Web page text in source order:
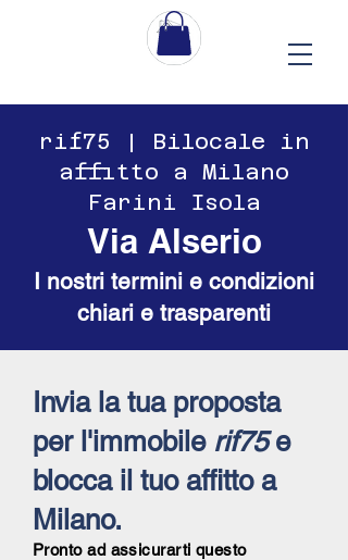
​​rif75 | Bilocale in
affitto a Milano
Farini Isola
Via Alserio
I nostri termini e condizioni
chiari e trasparenti
Invia la tua proposta
per l'immobile rif75e
blocca il tuo affitto a
Milano.
Pronto ad assicurarti questo